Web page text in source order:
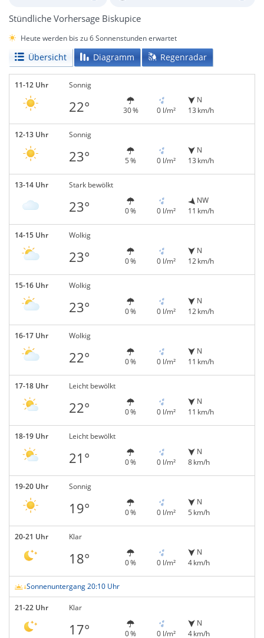
Stündliche Vorhersage Biskupice
Heute werden bis zu 6 Sonnenstunden erwartet
Übersicht Diagramm Regenradar
11-12 Uhr Sonnig
22° 30 % 0 l/m²
N
13 km/h
12-13 Uhr Sonnig
23° 5 % 0 l/m²
N
13 km/h
13-14 Uhr Stark bewölkt
23° 0 % 0 l/m²
NW
11 km/h
14-15 Uhr Wolkig
23° 0 % 0 l/m²
N
12 km/h
15-16 Uhr Wolkig
23° 0 % 0 l/m²
N
12 km/h
16-17 Uhr Wolkig
22° 0 % 0 l/m²
N
11 km/h
17-18 Uhr Leicht bewölkt
22° 0 % 0 l/m²
N
11 km/h
18-19 Uhr Leicht bewölkt
21° 0 % 0 l/m²
N
8 km/h
19-20 Uhr Sonnig
19° 0 % 0 l/m²
N
5 km/h
20-21 Uhr Klar
18° 0 % 0 l/m²
N
4 km/h
Sonnenuntergang 20:10 Uhr
21-22 Uhr Klar
17° 0 % 0 l/m²
N
4 km/h